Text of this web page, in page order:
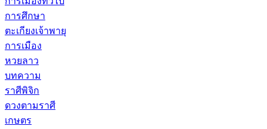
การศึกษา
ตะเกียงเจ้าพายุ
การเมือง
หวยลาว
บทความ
ราศีพิจิก
ดวงตามราศี
เกษตร